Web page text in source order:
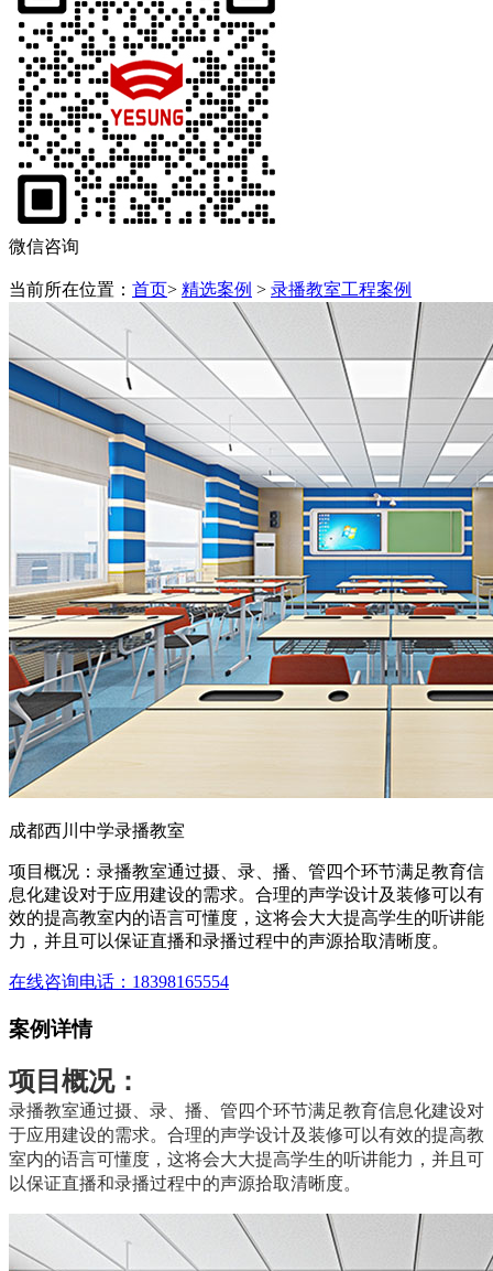
微信咨询
当前所在位置： 首页> 精选案例 > 录播教室工程案例
成都西川中学录播教室
项目概况：录播教室通过摄、录、播、管四个环节满足教育信
息化建设对于应用建设的需求。合理的声学设计及装修可以有
效的提高教室内的语言可懂度，这将会大大提高学生的听讲能
力，并且可以保证直播和录播过程中的声源拾取清晰度。
在线咨询电话：18398165554
案例详情
项目概况：
录播教室通过摄、录、播、管四个环节满足教育信息化建设对
于应用建设的需求。合理的声学设计及装修可以有效的提高教
室内的语言可懂度，这将会大大提高学生的听讲能力，并且可
以保证直播和录播过程中的声源拾取清晰度。